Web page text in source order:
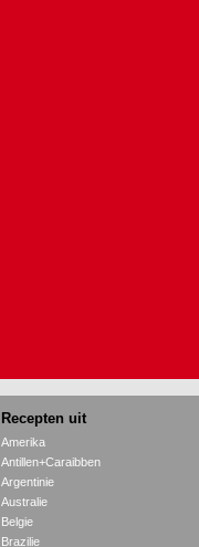
Recepten uit
Amerika
Antillen+Caraibben
Argentinie
Australie
Belgie
Brazilie